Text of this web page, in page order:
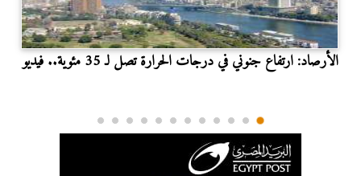
الأرصاد: ارتفاع جنوني في درجات الحرارة تصل لـ 35 مئوية.. فيديو